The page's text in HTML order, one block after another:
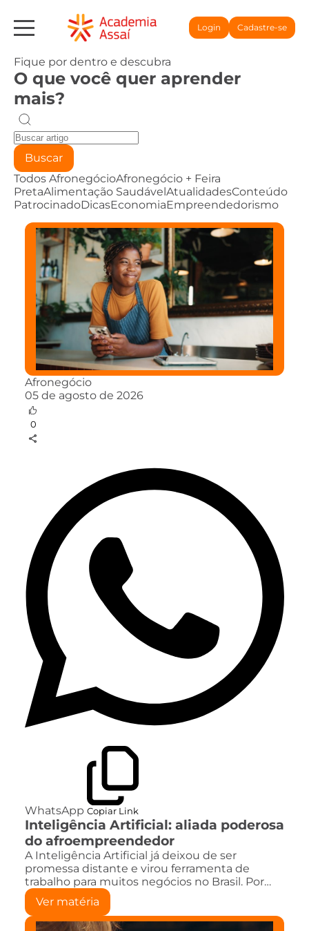
Login Cadastre-se
Fique por dentro e descubra
O que você quer aprender
mais?
Buscar
Todos AfronegócioAfronegócio + Feira
PretaAlimentação SaudávelAtualidadesConteúdo
PatrocinadoDicasEconomiaEmpreendedorismo
Afronegócio
05 de agosto de 2026
0
WhatsApp Copiar Link
Inteligência Artificial: aliada poderosa
do afroempreendedor
A Inteligência Artificial já deixou de ser
promessa distante e virou ferramenta de
trabalho para muitos negócios no Brasil. Por…
Ver matéria